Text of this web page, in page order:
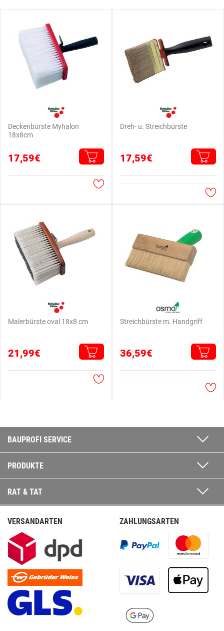
Deckenbürste Myhalon
18x8cm
17,59€
Dreh- u. Streichbürste
17,59€
Malerbürste oval 18x8 cm
21,99€
Streichbürste m. Handgriff
36,59€
BAUPROFI SERVICE
PRODUKTE
RAT & TAT
VERSANDARTEN ZAHLUNGSARTEN